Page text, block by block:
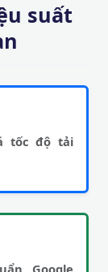
suất
tốc độ tải
Google